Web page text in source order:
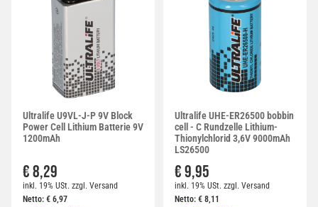
Ultralife U9VL-J-P 9V Block
Power Cell Lithium Batterie 9V
1200mAh
€ 8,29
inkl. 19% USt. zzgl. Versand
Netto: € 6,97
Ultralife UHE-ER26500 bobbin
cell - C Rundzelle Lithium-
Thionylchlorid 3,6V 9000mAh
LS26500
€ 9,95
inkl. 19% USt. zzgl. Versand
Netto: € 8,11